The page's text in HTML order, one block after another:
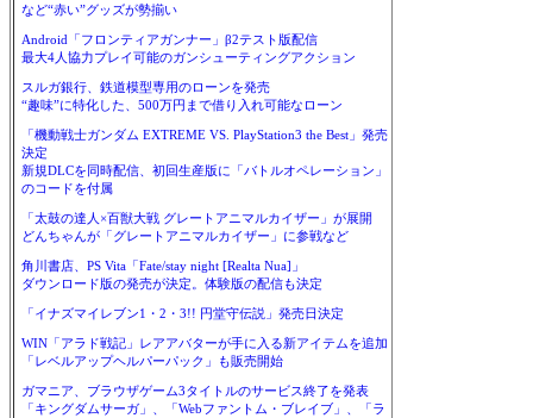
など“赤い”グッズが勢揃い
Android「フロンティアガンナー」β2テスト版配信
最大4人協力プレイ可能のガンシューティングアクション
スルガ銀行、鉄道模型専用のローンを発売
“趣味”に特化した、500万円まで借り入れ可能なローン
「機動戦士ガンダム EXTREME VS. PlayStation3 the Best」発売
決定
新規DLCを同時配信、初回生産版に「バトルオペレーション」
のコードを付属
「太鼓の達人×百獣大戦 グレートアニマルカイザー」が展開
どんちゃんが「グレートアニマルカイザー」に参戦など
角川書店、PS Vita「Fate/stay night [Realta Nua]」
ダウンロード版の発売が決定。体験版の配信も決定
「イナズマイレブン1・2・3!! 円堂守伝説」発売日決定
WIN「アラド戦記」レアアバターが手に入る新アイテムを追加
「レベルアップヘルパーパック」も販売開始
ガマニア、ブラウザゲーム3タイトルのサービス終了を発表
「キングダムサーガ」、「Webファントム・ブレイブ」、「ラ